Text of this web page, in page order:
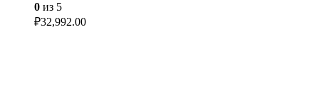
0 из 5
₽32,992.00